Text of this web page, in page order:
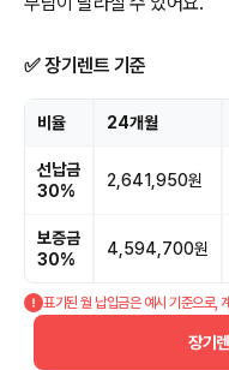
✅ 장기렌트 기준
비율 24개월
선납금
30%
2,641,950원
보증금
30%
4,594,700원
표기된 월 납입금은 예시 기준으로,
장기